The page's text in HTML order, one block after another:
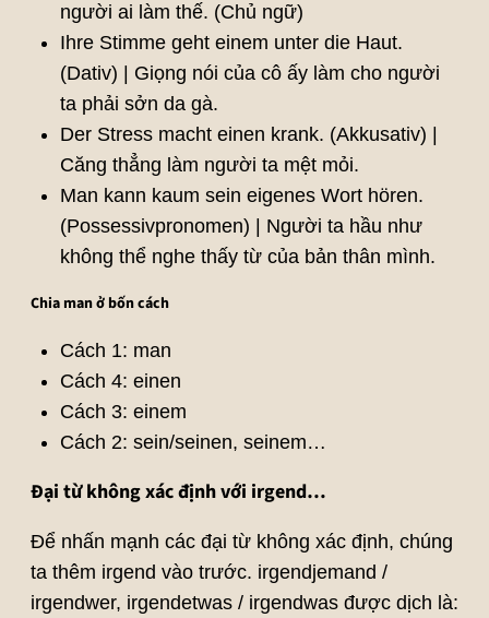
người ai làm thế. (Chủ ngữ)
Ihre Stimme geht einem unter die Haut.
(Dativ) | Giọng nói của cô ấy làm cho người
ta phải sởn da gà.
Der Stress macht einen krank. (Akkusativ) |
Căng thẳng làm người ta mệt mỏi.
Man kann kaum sein eigenes Wort hören.
(Possessivpronomen) | Người ta hầu như
không thể nghe thấy từ của bản thân mình.
Chia man ở bốn cách
Cách 1: man
Cách 4: einen
Cách 3: einem
Cách 2: sein/seinen, seinem…
Đại từ không xác định với irgend…
Để nhấn mạnh các đại từ không xác định, chúng
ta thêm irgend vào trước. irgendjemand /
irgendwer, irgendetwas / irgendwas được dịch là: